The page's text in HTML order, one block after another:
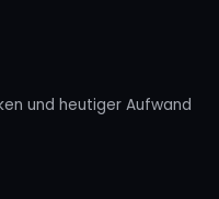
und heutiger Aufwand